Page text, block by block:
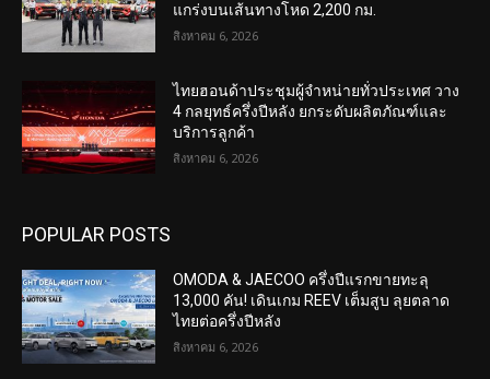
แกร่งบนเส้นทางโหด 2,200 กม.
สิงหาคม 6, 2026
ไทยฮอนด้าประชุมผู้จำหน่ายทั่วประเทศ วาง
4 กลยุทธ์ครึ่งปีหลัง ยกระดับผลิตภัณฑ์และ
บริการลูกค้า
สิงหาคม 6, 2026
POPULAR POSTS
OMODA & JAECOO ครึ่งปีแรกขายทะลุ
13,000 คัน! เดินเกม REEV เต็มสูบ ลุยตลาด
ไทยต่อครึ่งปีหลัง
สิงหาคม 6, 2026